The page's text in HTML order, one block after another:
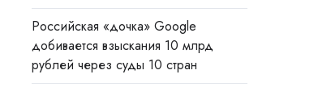
Российская «дочка» Google
добивается взыскания 10 млрд
рублей через суды 10 стран